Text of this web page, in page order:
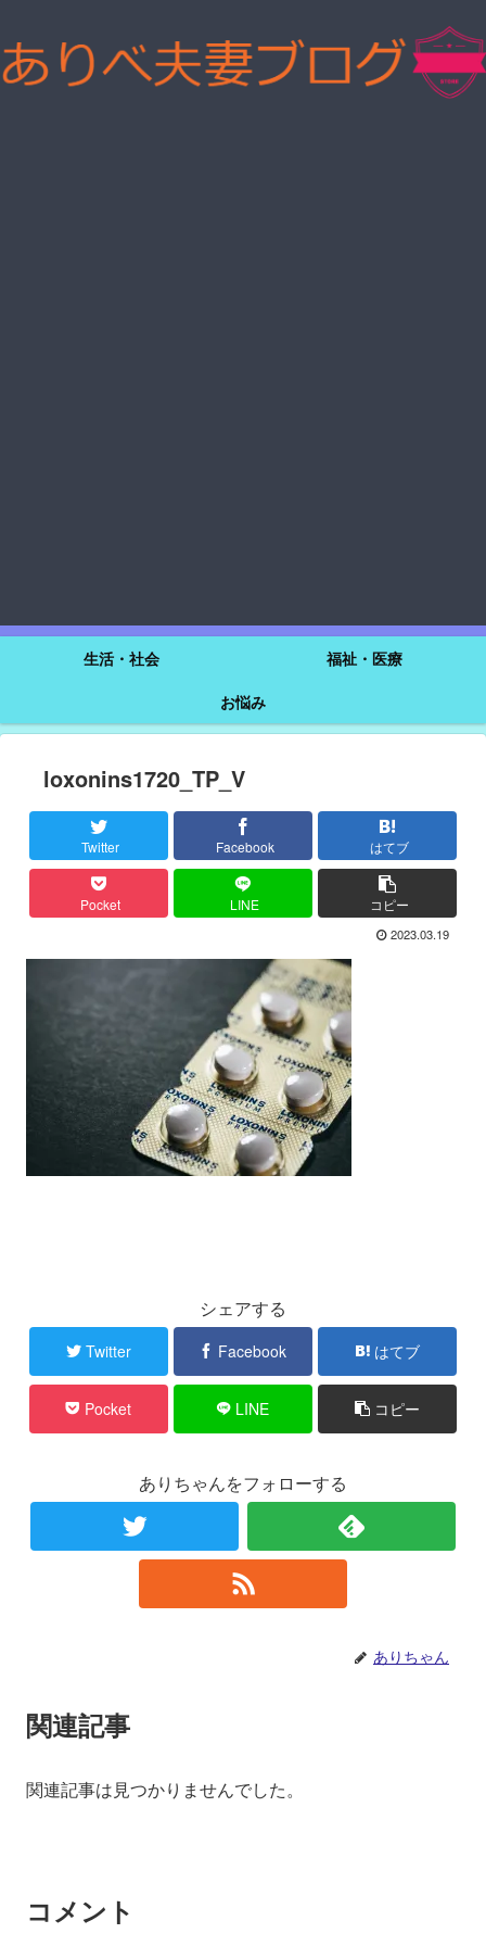
生活・社会
福祉・医療
お悩み
loxonins1720_TP_V
Twitter Facebook はてブ
Pocket LINE コピー
2023.03.19
シェアする
Twitter Facebook はてブ
Pocket LINE コピー
ありちゃんをフォローする
ありちゃん
関連記事
関連記事は見つかりませんでした。
コメント